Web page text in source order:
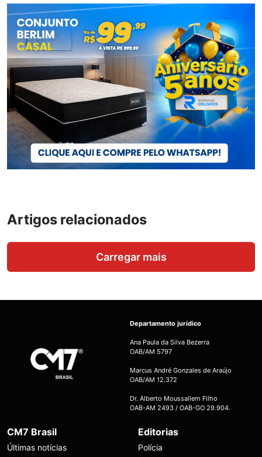
Artigos relacionados
Carregar mais
Departamento jurídico
Ana Paula da Silva Bezerra
OAB/AM 5797
Marcus André Gonzales de Araújo
OAB/AM 12.372
Dr. Alberto Moussallem Filho
OAB-AM 2493 / OAB-GO 29.904.
CM7 Brasil
Últimas notícias
Editorias
Polícia